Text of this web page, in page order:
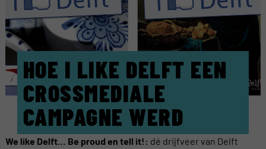
HOE I LIKE DELFT EEN
CROSSMEDIALE
CAMPAGNE WERD
We like Delft… Be proud en tell it!: dé drijfveer van Delft